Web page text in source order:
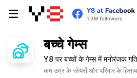
बच्चे गेम्स
Y8 पर बच्चों के गेम्स में मनोरंजक
कम उम्र के प्लेयरों और परिवार के